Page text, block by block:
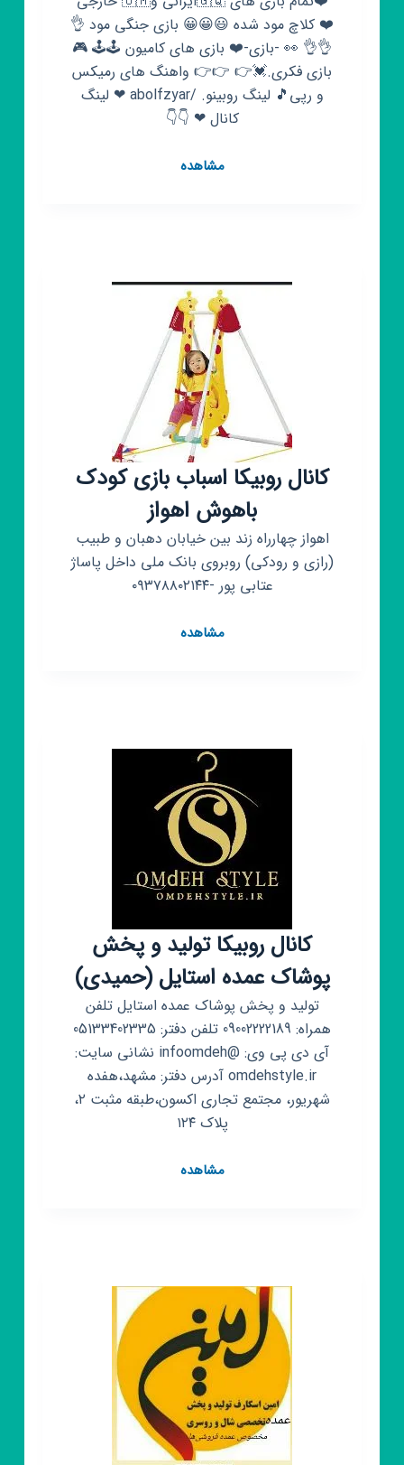
❤️ کلاچ مود شده 😃😀😀 بازی جنگی مود 👌
👌👌 👀 -بازی-❤️ بازی های کامیون 🕹🕹 🎮
بازی فکری.💓👉 👉👉 واهنگ های رمیکس
و رپی🎵 لینگ روبینو. /abolfzyar ❤ لینگ
کانال ❤ 👇👇
مشاهدهکانال
(👈
بازی
رایگان
😜)
کانال روبیکا اسباب بازی کودک
باهوش اهواز
اهواز چهارراه زند بین خیابان دهبان و طبیب
(رازی و رودکی) روبروی بانک ملی داخل پاساژ
عتابی پور -۰۹۳۷۸۸۰۲۱۴۴
مشاهدهکانال
کانال روبیکا تولید و پخش
پوشاک عمده استایل (حمیدی)
تولید و پخش پوشاک عمده استایل تلفن
همراه: 09002222189 تلفن دفتر: 05133402335
آی دی پی وی: @infoomdeh نشانی سایت:
omdehstyle.ir آدرس دفتر: مشهد،هفده
شهریور، مجتمع تجاری اکسون،طبقه مثبت ۲،
پلاک ۱۲۴
مشاهدهکانال
عمده
(حمیدی)